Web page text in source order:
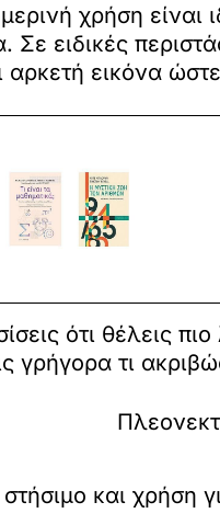
χρήση είναι
Σε ειδικές
αρκετή εικόνα
ότι θέλεις
γρήγορα τι
και χρήση